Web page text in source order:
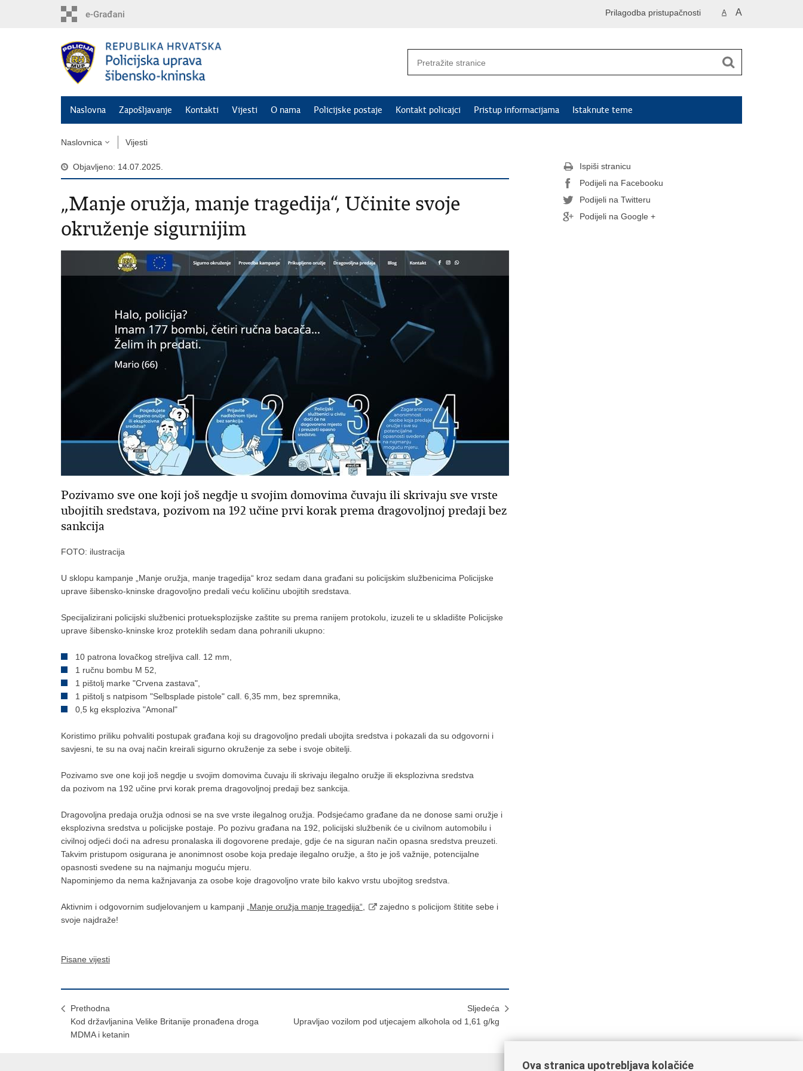
A A
Prilagodba pristupačnosti
Naslovna Zapošljavanje Kontakti Vijesti O nama Policijske postaje Kontakt policajci Pristup informacijama Istaknute teme
Naslovnica Vijesti
Objavljeno: 14.07.2025.
„Manje oružja, manje tragedija“, Učinite svoje
okruženje sigurnijim
Pozivamo sve one koji još negdje u svojim domovima čuvaju ili skrivaju sve vrste
ubojitih sredstava, pozivom na 192 učine prvi korak prema dragovoljnoj predaji bez
sankcija
FOTO: ilustracija
U sklopu kampanje „Manje oružja, manje tragedija“ kroz sedam dana građani su policijskim službenicima Policijske
uprave šibensko-kninske dragovoljno predali veću količinu ubojitih sredstava.
Specijalizirani policijski službenici protueksplozijske zaštite su prema ranijem protokolu, izuzeli te u skladište Policijske
uprave šibensko-kninske kroz proteklih sedam dana pohranili ukupno:
10 patrona lovačkog streljiva call. 12 mm,
1 ručnu bombu M 52,
1 pištolj marke "Crvena zastava",
1 pištolj s natpisom "Selbsplade pistole" call. 6,35 mm, bez spremnika,
0,5 kg eksploziva "Amonal"
Koristimo priliku pohvaliti postupak građana koji su dragovoljno predali ubojita sredstva i pokazali da su odgovorni i
savjesni, te su na ovaj način kreirali sigurno okruženje za sebe i svoje obitelji.
Pozivamo sve one koji još negdje u svojim domovima čuvaju ili skrivaju ilegalno oružje ili eksplozivna sredstva
da pozivom na 192 učine prvi korak prema dragovoljnoj predaji bez sankcija.
Dragovoljna predaja oružja odnosi se na sve vrste ilegalnog oružja. Podsjećamo građane da ne donose sami oružje i
eksplozivna sredstva u policijske postaje. Po pozivu građana na 192, policijski službenik će u civilnom automobilu i
civilnoj odjeći doći na adresu pronalaska ili dogovorene predaje, gdje će na siguran način opasna sredstva preuzeti.
Takvim pristupom osigurana je anonimnost osobe koja predaje ilegalno oružje, a što je još važnije, potencijalne
opasnosti svedene su na najmanju moguću mjeru.
Napominjemo da nema kažnjavanja za osobe koje dragovoljno vrate bilo kakvo vrstu ubojitog sredstva.
Aktivnim i odgovornim sudjelovanjem u kampanji „Manje oružja manje tragedija“,
zajedno s policijom štitite sebe i
svoje najdraže!
Pisane vijesti
Prethodna
Kod državljanina Velike Britanije pronađena droga
MDMA i ketanin
Sljedeća
Upravljao vozilom pod utjecajem alkohola od 1,61 g/kg
Ispiši stranicu
Podijeli na Facebooku
Podijeli na Twitteru
Podijeli na Google +
Ova stranica upotrebljava kolačiće